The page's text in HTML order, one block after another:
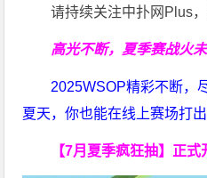
请持续关注中扑网Plus
高光不断，夏季赛战火
2025WSOP精彩不断，
夏天，你也能在线上赛场打
【7月夏季疯狂抽】正式